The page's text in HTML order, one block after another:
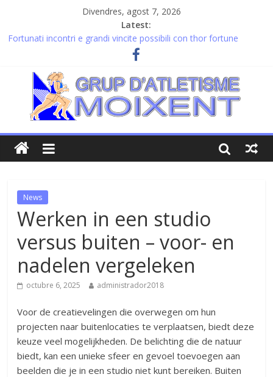
Divendres, agost 7, 2026
Latest:
Fortunati incontri e grandi vincite possibili con thor fortune
Avantajul considerabil al jocului responsabil cu thor fortune
casino și câștiguri potențiale
Experiências únicas com thor fortune casino e estratégias para
ganhar mais
Vermakelijke avonden beleef je met thor fortune casino en
winstgevende kansen
Pověstné příběhy a skryté bohatství thor fortune v severské
tradici
News
Werken in een studio
versus buiten – voor- en
nadelen vergeleken
octubre 6, 2025 administrador2018
Voor de creatievelingen die overwegen om hun
projecten naar buitenlocaties te verplaatsen, biedt deze
keuze veel mogelijkheden. De belichting die de natuur
biedt, kan een unieke sfeer en gevoel toevoegen aan
beelden die je in een studio niet kunt bereiken. Buiten